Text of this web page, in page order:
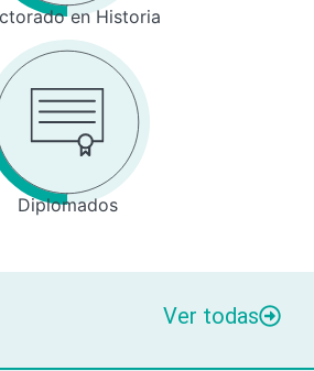
en Historia
Diplomados
Ver todas